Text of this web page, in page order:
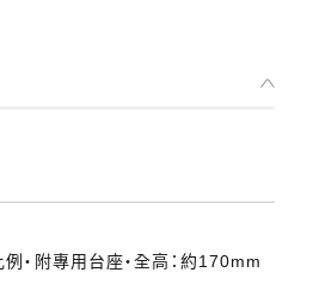
・附專用台座・全高：約170mm